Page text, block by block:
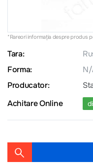
*Rareori informația despre produs
Tara:
Forma:
Producator:
Achitare Online